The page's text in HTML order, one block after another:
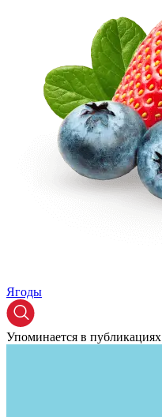
Ягоды
Упоминается в публикациях